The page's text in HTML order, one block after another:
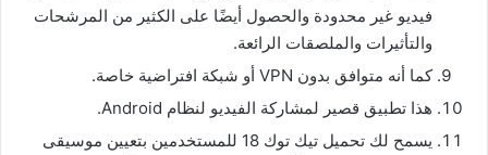
فيديو غير محدودة والحصول أيضًا على الكثير من المرشحات
والتأثيرات والملصقات الرائعة.
كما أنه متوافق بدون VPN أو شبكة افتراضية خاصة.
هذا تطبيق قصير لمشاركة الفيديو لنظام Android.
يسمح لك تحميل تيك توك 18 للمستخدمين بتعيين موسيقى